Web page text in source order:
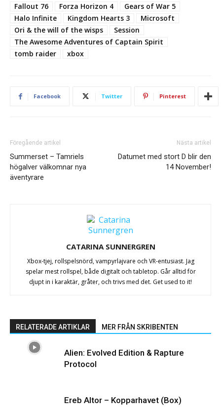
Fallout 76
Forza Horizon 4
Gears of War 5
Halo Infinite
Kingdom Hearts 3
Microsoft
Ori & the will of the wisps
Session
The Awesome Adventures of Captain Spirit
tomb raider
xbox
Facebook Twitter Pinterest
Föregående artikel
Summerset – Tamriels
högalver välkomnar nya
äventyrare
Nästa artikel
Datumet med stort D blir den
14 November!
CATARINA SUNNERGREN
Xbox-tjej, rollspelsnörd, vampyrlajvare och VR-entusiast. Jag
spelar mest rollspel, både digitalt och tabletop. Går alltid för
djupt in i karaktär, gråter, och trivs med det. Get used to it!
RELATERADE ARTIKLAR MER FRÅN SKRIBENTEN
Alien: Evolved Edition & Rapture
Protocol
Ereb Altor – Kopparhavet (Box)